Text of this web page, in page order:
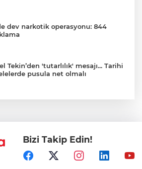
dev narkotik operasyonu: 844
Tekin’den 'tutarlılık' mesajı... Tarihi
pusula net olmalı
Alaçam'a yeni yaşam alanı
Bizi Takip Edin!